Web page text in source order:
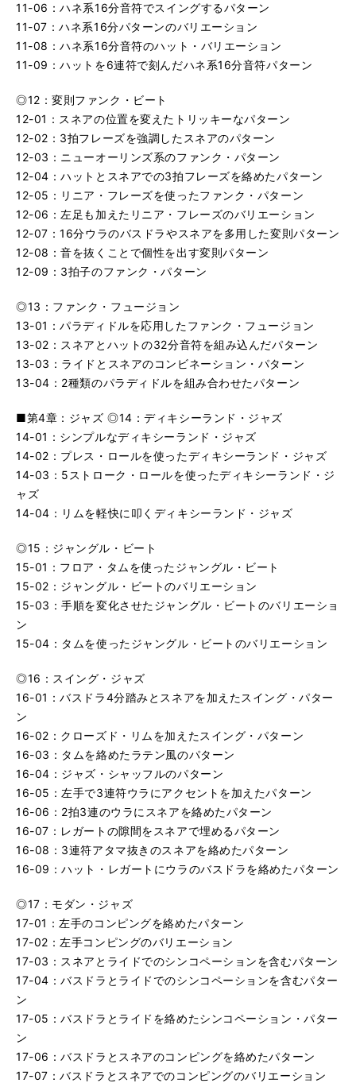
11-06：ハネ系16分音符でスイングするパターン
11-07：ハネ系16分パターンのバリエーション
11-08：ハネ系16分音符のハット・バリエーション
11-09：ハットを6連符で刻んだハネ系16分音符パターン
◎12：変則ファンク・ビート
12-01：スネアの位置を変えたトリッキーなパターン
12-02：3拍フレーズを強調したスネアのパターン
12-03：ニューオーリンズ系のファンク・パターン
12-04：ハットとスネアでの3拍フレーズを絡めたパターン
12-05：リニア・フレーズを使ったファンク・パターン
12-06：左足も加えたリニア・フレーズのバリエーション
12-07：16分ウラのバスドラやスネアを多用した変則パターン
12-08：音を抜くことで個性を出す変則パターン
12-09：3拍子のファンク・パターン
◎13：ファンク・フュージョン
13-01：パラディドルを応用したファンク・フュージョン
13-02：スネアとハットの32分音符を組み込んだパターン
13-03：ライドとスネアのコンビネーション・パターン
13-04：2種類のパラディドルを組み合わせたパターン
■第4章：ジャズ ◎14：ディキシーランド・ジャズ
14-01：シンプルなディキシーランド・ジャズ
14-02：プレス・ロールを使ったディキシーランド・ジャズ
14-03：5ストローク・ロールを使ったディキシーランド・ジ
ャズ
14-04：リムを軽快に叩くディキシーランド・ジャズ
◎15：ジャングル・ビート
15-01：フロア・タムを使ったジャングル・ビート
15-02：ジャングル・ビートのバリエーション
15-03：手順を変化させたジャングル・ビートのバリエーショ
ン
15-04：タムを使ったジャングル・ビートのバリエーション
◎16：スイング・ジャズ
16-01：バスドラ4分踏みとスネアを加えたスイング・パター
ン
16-02：クローズド・リムを加えたスイング・パターン
16-03：タムを絡めたラテン風のパターン
16-04：ジャズ・シャッフルのパターン
16-05：左手で3連符ウラにアクセントを加えたパターン
16-06：2拍3連のウラにスネアを絡めたパターン
16-07：レガートの隙間をスネアで埋めるパターン
16-08：3連符アタマ抜きのスネアを絡めたパターン
16-09：ハット・レガートにウラのバスドラを絡めたパターン
◎17：モダン・ジャズ
17-01：左手のコンピングを絡めたパターン
17-02：左手コンピングのバリエーション
17-03：スネアとライドでのシンコペーションを含むパターン
17-04：バスドラとライドでのシンコペーションを含むパター
ン
17-05：バスドラとライドを絡めたシンコペーション・パター
ン
17-06：バスドラとスネアのコンピングを絡めたパターン
17-07：バスドラとスネアでのコンピングのバリエーション